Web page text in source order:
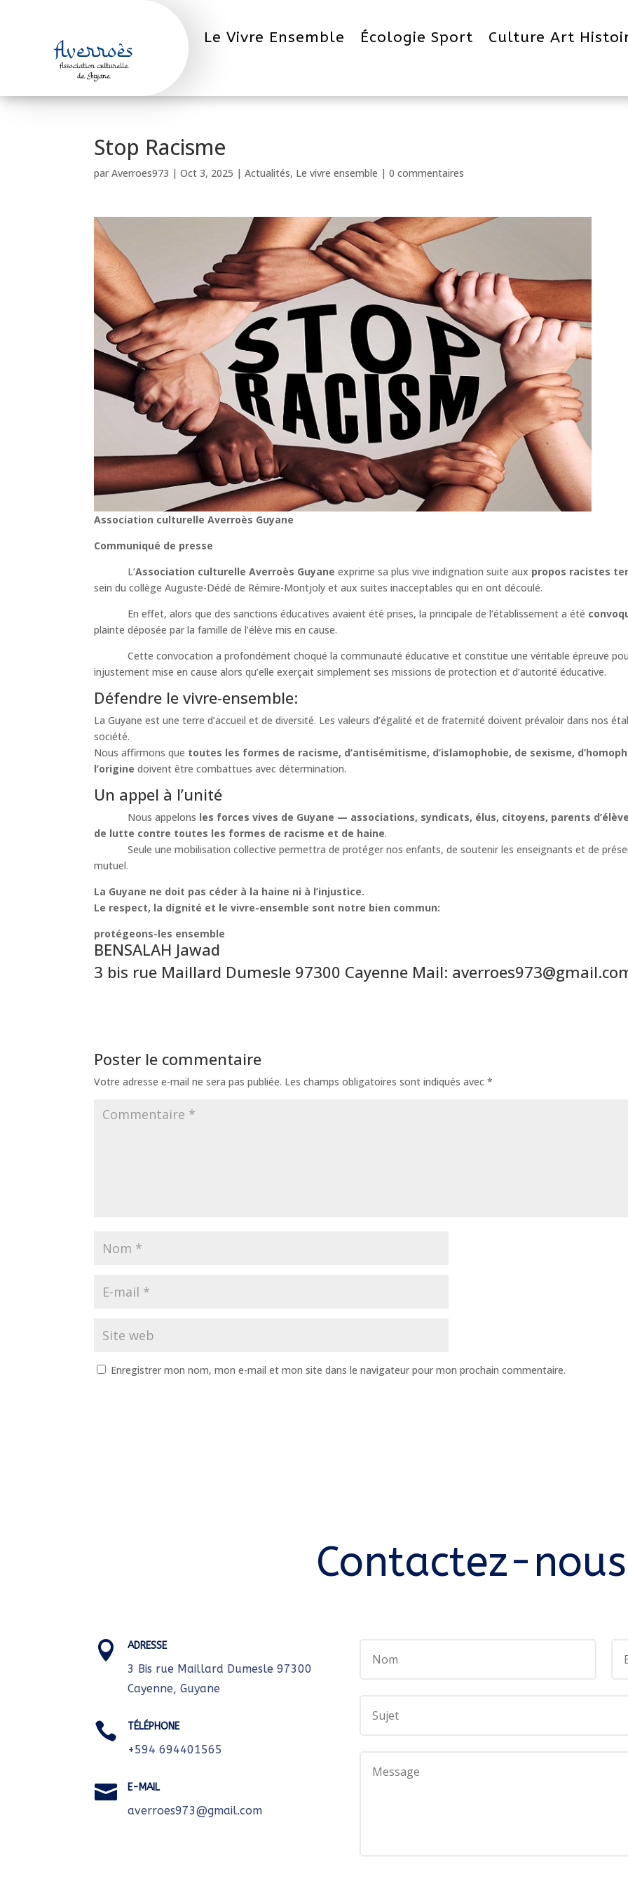
Le Vivre Ensemble Écologie Sport Culture Art
Stop Racisme
parAverroes973 |Oct 3, 2025 |Actualités, Le vivre ensemble |0 commentaires
Association culturelle Averroès Guyane
Communiqué de presse
L’Association culturelle Averroès Guyane exprime sa plus vive indignation suite aux propos racistes
sein du collège Auguste-Dédé de Rémire-Montjoly et aux suites inacceptables qui en ont découlé.
En effet, alors que des sanctions éducatives avaient été prises, la principale de l’établissement a été
plainte déposée par la famille de l’élève mis en cause.
Cette convocation a profondément choqué la communauté éducative et constitue une véritable épreuve pour
injustement mise en cause alors qu’elle exerçait simplement ses missions de protection et d’autorité éducative.
Défendre le vivre-ensemble:
La Guyane est une terre d’accueil et de diversité. Les valeurs d’égalité et de fraternité doivent prévaloir dans nos
société.
Nous affirmons que toutes les formes de racisme, d’antisémitisme, d’islamophobie, de sexisme,
l’origine doivent être combattues avec détermination.
Un appel à l’unité
Nous appelons les forces vives de Guyane — associations, syndicats, élus, citoyens, parents
de lutte contre toutes les formes de racisme et de haine.
Seule une mobilisation collective permettra de protéger nos enfants, de soutenir les enseignants et de
mutuel.
La Guyane ne doit pas céder à la haine ni à l’injustice.
Le respect, la dignité et le vivre-ensemble sont notre bien commun:
protégeons-les ensemble
BENSALAH Jawad
3 bis rue Maillard Dumesle 97300 Cayenne Mail:
Poster le commentaire
Votre adresse e-mail ne sera pas publiée. Les champs obligatoires sont indiqués avec*
Enregistrer mon nom, mon e-mail et mon site dans le navigateur pour mon prochain commentaire.
Contactez-nous
 ADRESSE
3 Bis rue Maillard Dumesle 97300
Cayenne, Guyane
 TÉLÉPHONE
+594 694401565
 E-MAIL
averroes973@gmail.com